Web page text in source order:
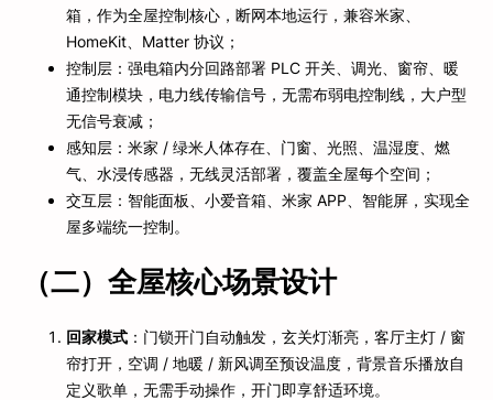
箱，作为全屋控制核心，断网本地运行，兼容米家、
HomeKit、Matter 协议；
控制层：强电箱内分回路部署 PLC 开关、调光、窗帘、暖
通控制模块，电力线传输信号，无需布弱电控制线，大户型
无信号衰减；
感知层：米家 / 绿米人体存在、门窗、光照、温湿度、燃
气、水浸传感器，无线灵活部署，覆盖全屋每个空间；
交互层：智能面板、小爱音箱、米家 APP、智能屏，实现全
屋多端统一控制。
（二）全屋核心场景设计
回家模式 ：门锁开门自动触发，玄关灯渐亮，客厅主灯 / 窗
帘打开，空调 / 地暖 / 新风调至预设温度，背景音乐播放自
定义歌单，无需手动操作，开门即享舒适环境。